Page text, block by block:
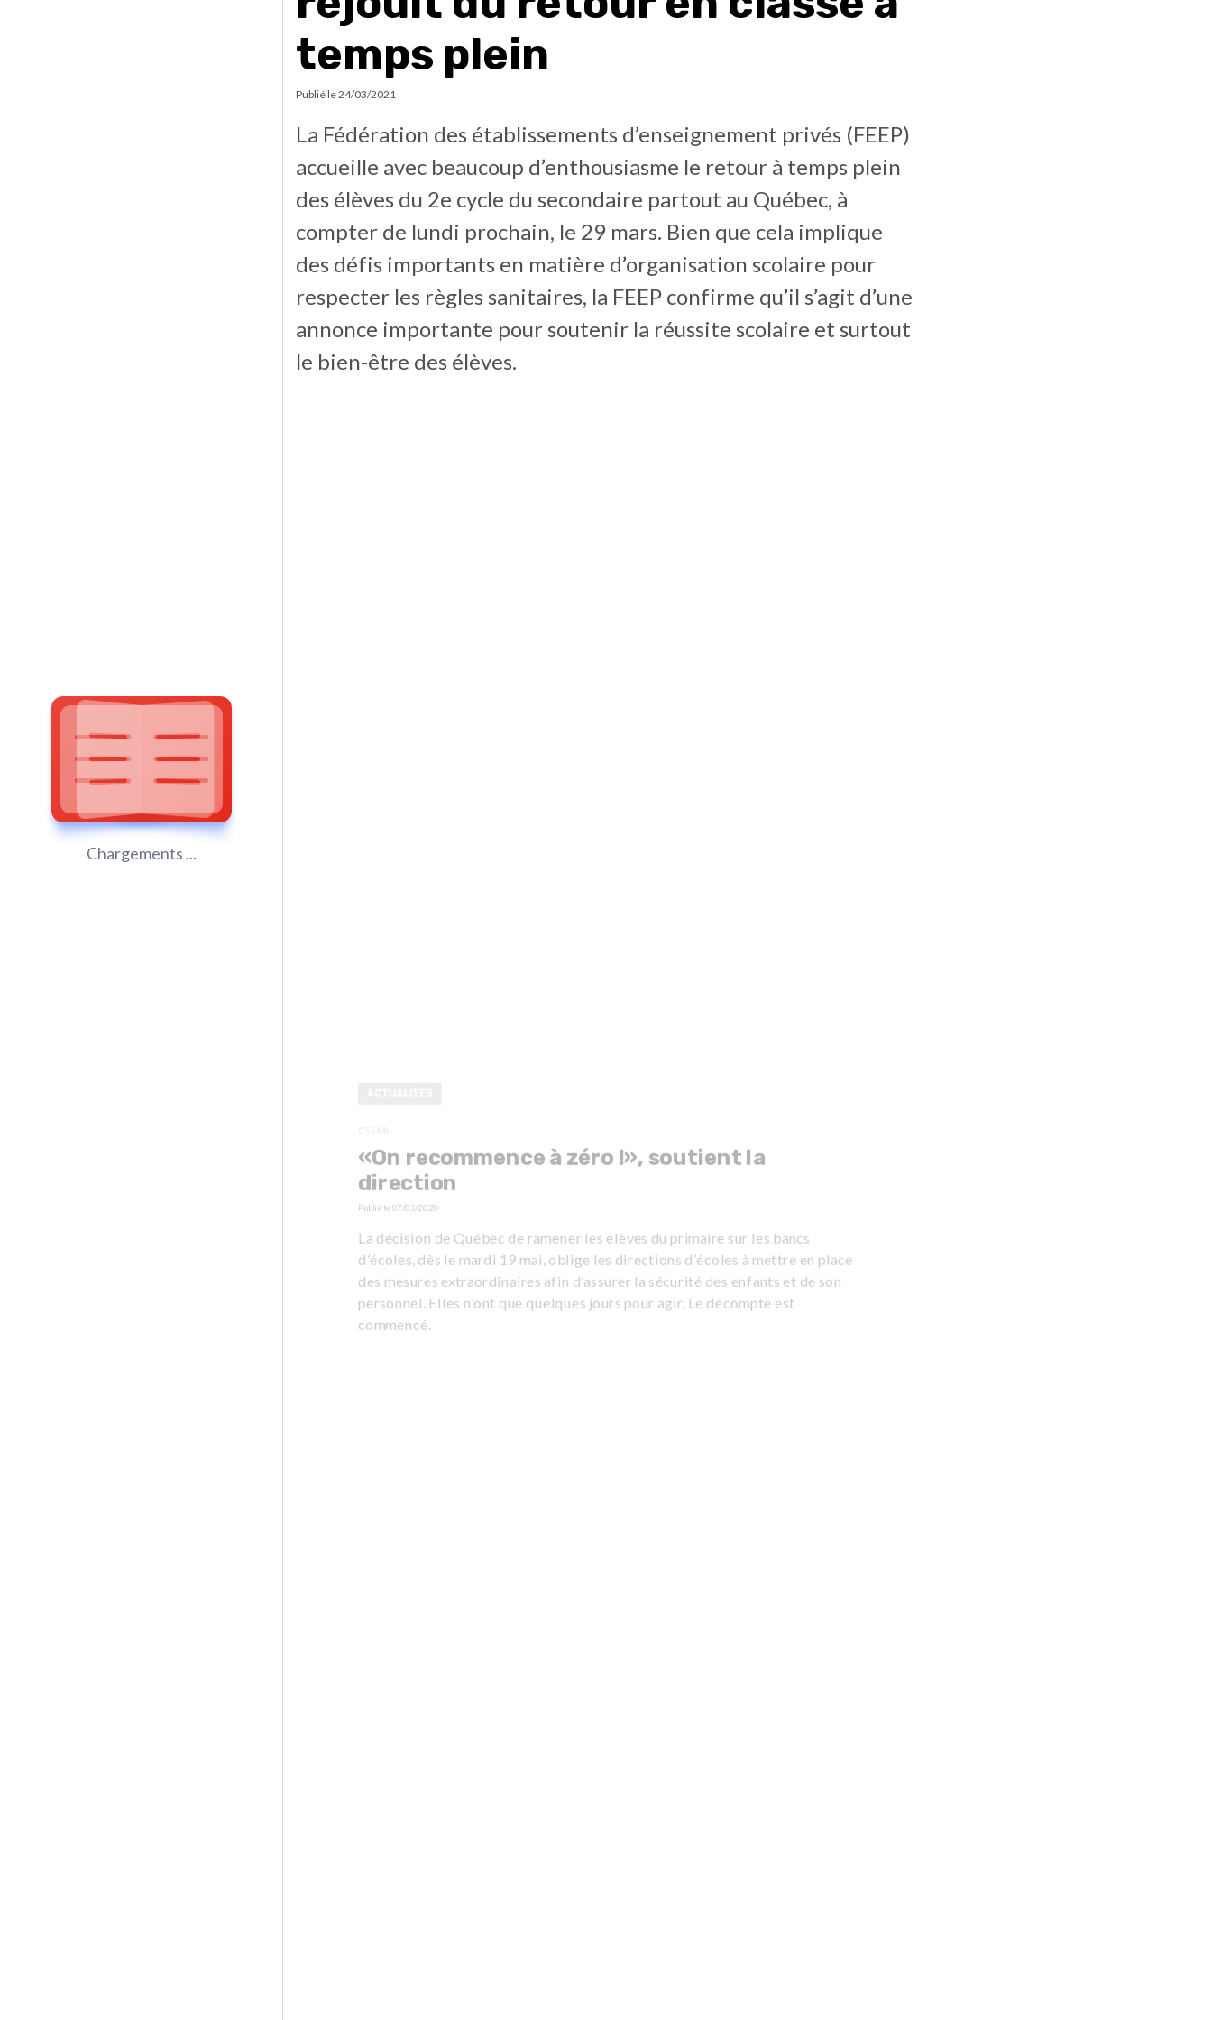
Chargements ...
temps plein
Publié le24/03/2021
La Fédération des établissements d’enseignement privés (FEEP)
accueille avec beaucoup d’enthousiasme le retour à temps plein
des élèves du 2e cycle du secondaire partout au Québec, à
compter de lundi prochain, le 29 mars. Bien que cela implique
des défis importants en matière d’organisation scolaire pour
respecter les règles sanitaires, la FEEP confirme qu’il s’agit d’une
annonce importante pour soutenir la réussite scolaire et surtout
le bien-être des élèves.
«On recommence à zéro !», soutient la
direction
Publié le 07/05/2020
La décision de Québec de ramener les élèves du primaire sur les bancs
d’écoles, dès le mardi 19 mai, oblige les directions d’écoles à mettre en place
des mesures extraordinaires afin d’assurer la sécurité des enfants et de son
personnel. Elles n’ont que quelques jours pour agir. Le décompte est
commencé.